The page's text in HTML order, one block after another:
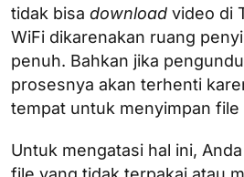
tidak bisa download video di
WiFi dikarenakan ruang
penuh. Bahkan jika
prosesnya akan terhenti
tempat untuk menyimpan
Untuk mengatasi hal ini,